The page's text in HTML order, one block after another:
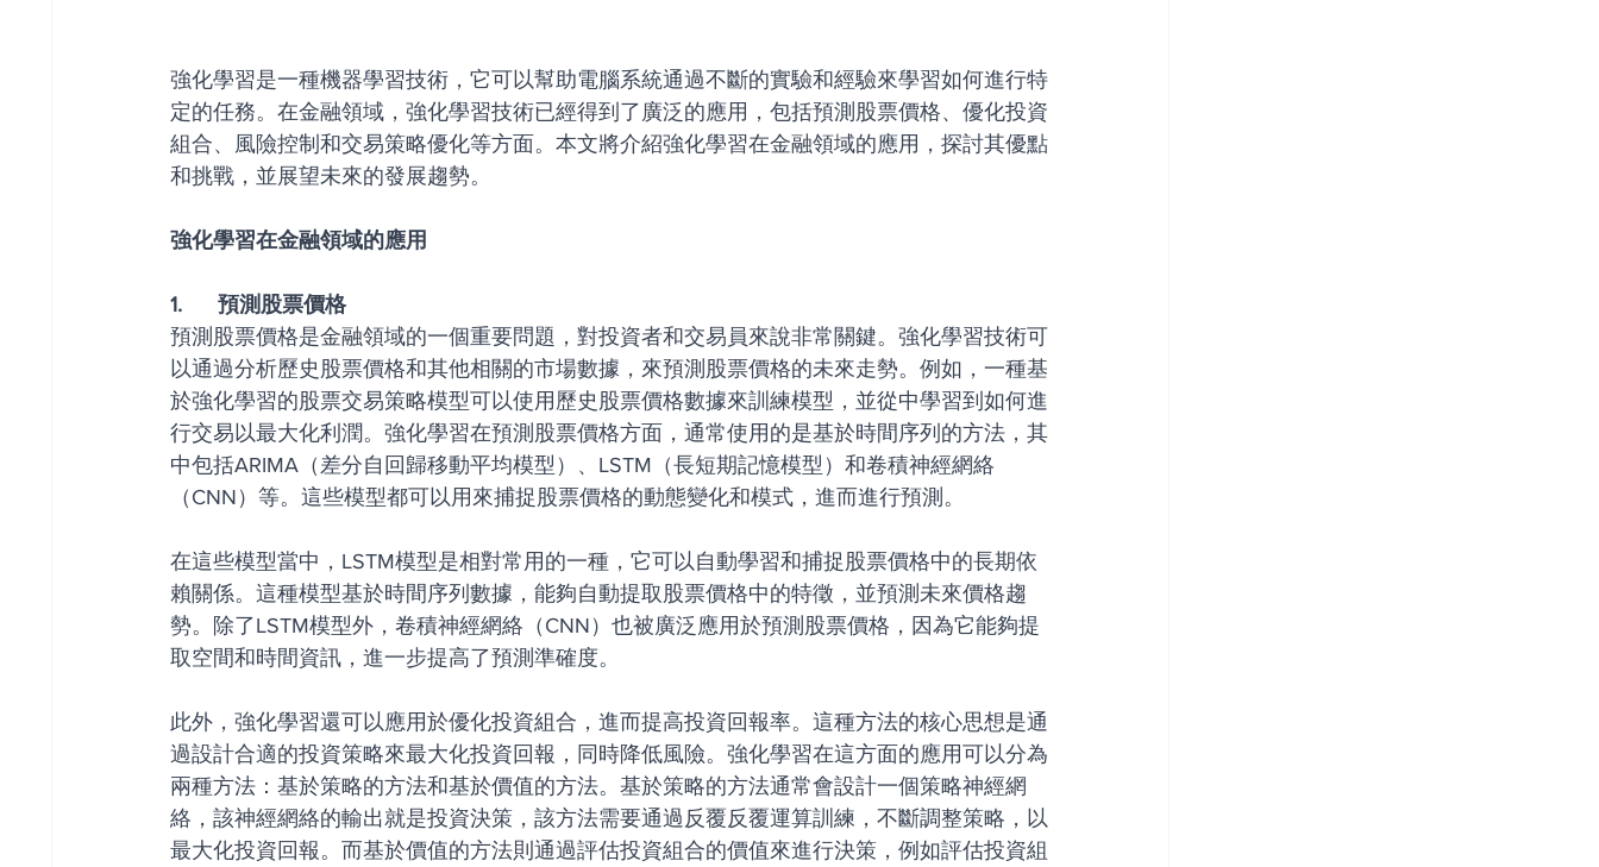
強化學習是一種機器學習技術，它可以幫助電腦系統通過不斷的實驗和經驗來學習如何進行特
定的任務。在金融領域，強化學習技術已經得到了廣泛的應用，包括預測股票價格、優化投資
組合、風險控制和交易策略優化等方面。本文將介紹強化學習在金融領域的應用，探討其優點
和挑戰，並展望未來的發展趨勢。
強化學習在金融領域的應用
1.      預測股票價格
預測股票價格是金融領域的一個重要問題，對投資者和交易員來說非常關鍵。強化學習技術可
以通過分析歷史股票價格和其他相關的市場數據，來預測股票價格的未來走勢。例如，一種基
於強化學習的股票交易策略模型可以使用歷史股票價格數據來訓練模型，並從中學習到如何進
行交易以最大化利潤。強化學習在預測股票價格方面，通常使用的是基於時間序列的方法，其
中包括ARIMA（差分自回歸移動平均模型）、LSTM（長短期記憶模型）和卷積神經網絡
（CNN）等。這些模型都可以用來捕捉股票價格的動態變化和模式，進而進行預測。
在這些模型當中，LSTM模型是相對常用的一種，它可以自動學習和捕捉股票價格中的長期依
賴關係。這種模型基於時間序列數據，能夠自動提取股票價格中的特徵，並預測未來價格趨
勢。除了LSTM模型外，卷積神經網絡（CNN）也被廣泛應用於預測股票價格，因為它能夠提
取空間和時間資訊，進一步提高了預測準確度。
此外，強化學習還可以應用於優化投資組合，進而提高投資回報率。這種方法的核心思想是通
過設計合適的投資策略來最大化投資回報，同時降低風險。強化學習在這方面的應用可以分為
兩種方法：基於策略的方法和基於價值的方法。基於策略的方法通常會設計一個策略神經網
絡，該神經網絡的輸出就是投資決策，該方法需要通過反覆反覆運算訓練，不斷調整策略，以
最大化投資回報。而基於價值的方法則通過評估投資組合的價值來進行決策，例如評估投資組